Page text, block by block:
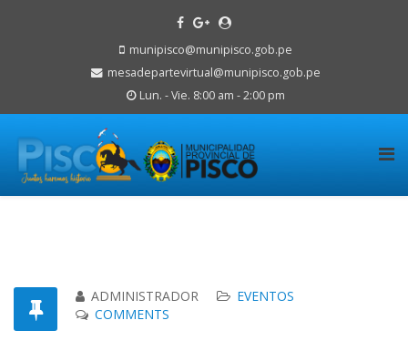
munipisco@munipisco.gob.pe
mesadepartevirtual@munipisco.gob.pe
Lun. - Vie. 8:00 am - 2:00 pm
ADMINISTRADOR
EVENTOS
COMMENTS